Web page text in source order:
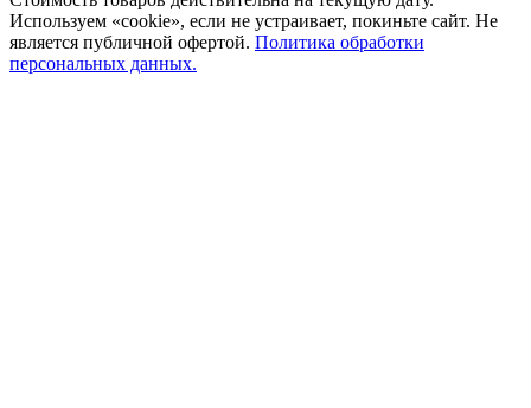
Используем «cookie», если не устраивает, покиньте сайт. Не
является публичной офертой. Политика обработки
персональных данных.